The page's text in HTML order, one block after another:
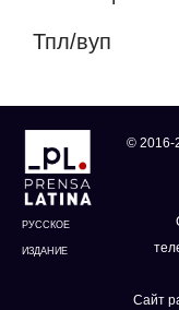
Тпл/вуп
РУССКОЕ
ИЗДАНИЕ
© 2016-
Сайт